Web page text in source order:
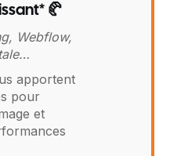
🥐
Webflow,
apportent
pour
et